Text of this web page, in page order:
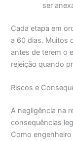
ser
Cada etapa em
a 60 dias. Muitos
antes de terem o
rejeição quando
Riscos e
A negligência na
consequências
Como